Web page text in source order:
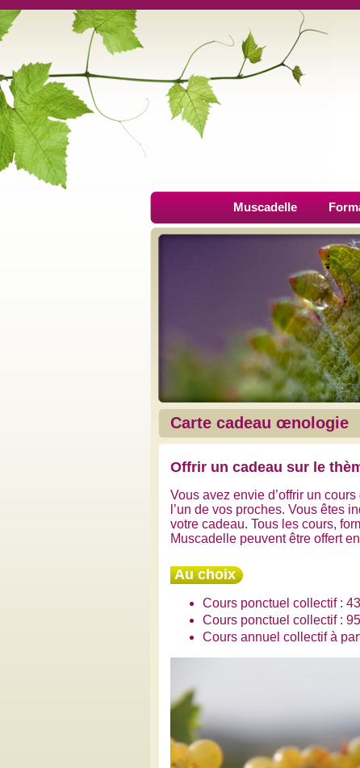
Muscadelle
Carte cadeau œnologie
Offrir un cadeau sur le
Vous avez envie d’offrir un
l’un de vos proches. Vous êtes
votre cadeau. Tous les cours,
Muscadelle peuvent être offert
Au choix
Cours ponctuel collectif :
Cours ponctuel collectif :
Cours annuel collectif à